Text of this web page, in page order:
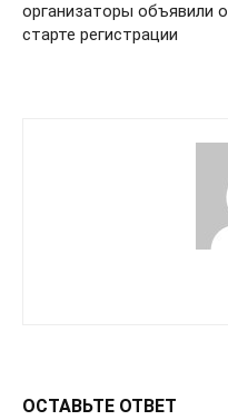
организаторы объявили о
старте регистрации
ОСТАВЬТЕ ОТВЕТ